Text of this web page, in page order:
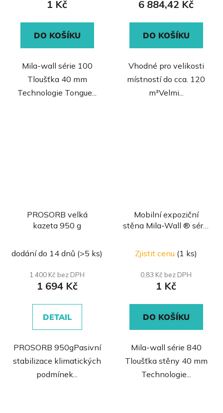
1 Kč
DO KOŠÍKU
Mila-wall série 100
Tloušťka 40 mm
Technologie Tongue...
6 884,42 Kč
DO KOŠÍKU
Vhodné pro velikosti
místností do cca. 120
m³Velmi...
PROSORB velká
kazeta 950 g
hodnocení
produktu
je
z
dodání do 14 dnů (>5 ks)
1 400 Kč bez DPH
1 694 Kč
DETAIL
PROSORB 950gPasivní
stabilizace klimatických
podmínek...
Mobilní expoziční
stěna Mila-Wall ® série
hodnocení
produktu
je
z
Zjistit cenu (1 ks)
0,83 Kč bez DPH
1 Kč
DO KOŠÍKU
Mila-wall série 840
Tloušťka stěny 40 mm
Technologie...